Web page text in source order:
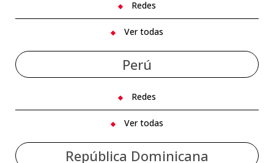
Redes
Ver todas
Perú
Redes
Ver todas
República Dominicana